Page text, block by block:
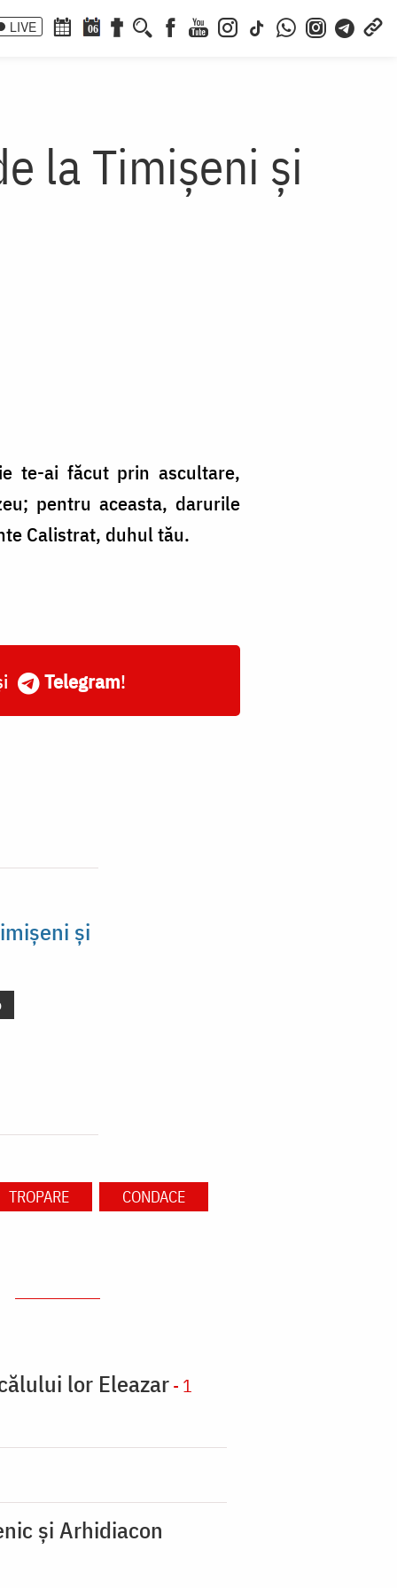
LIVE 06
la Timișeni și
te-ai făcut prin ascultare,
pentru aceasta, darurile
Calistrat, duhul tău.
Telegram!
și
TROPARE CONDACE
lor Eleazar- 1
şi Arhidiacon